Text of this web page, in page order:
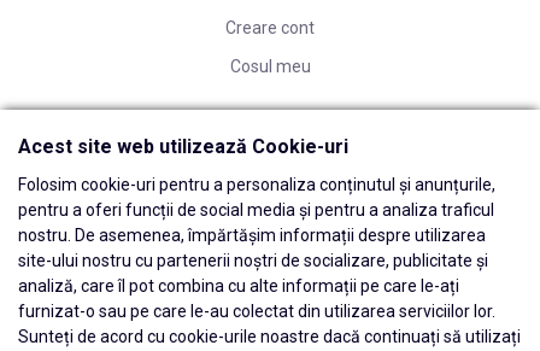
Creare cont
Cosul meu
Acest site web utilizează Cookie-uri
Folosim cookie-uri pentru a personaliza conținutul și anunțurile,
pentru a oferi funcții de social media și pentru a analiza traficul
nostru. De asemenea, împărtășim informații despre utilizarea
site-ului nostru cu partenerii noștri de socializare, publicitate și
analiză, care îl pot combina cu alte informații pe care le-ați
furnizat-o sau pe care le-au colectat din utilizarea serviciilor lor.
Sunteți de acord cu cookie-urile noastre dacă continuați să utilizați